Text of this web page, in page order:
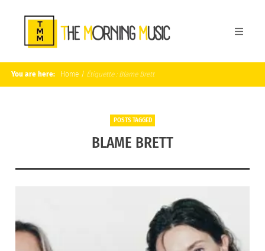
You are here: Home / Étiquette : Blame Brett
POSTS TAGGED
BLAME BRETT